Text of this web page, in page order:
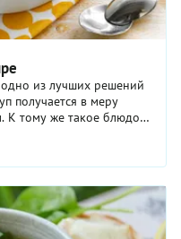
из лучших решений
получается в меру
К тому же такое блюдо
классической
может
невероятно
кефиром придет блюду
сочный зеленый (от
(яйцо). Красиво,